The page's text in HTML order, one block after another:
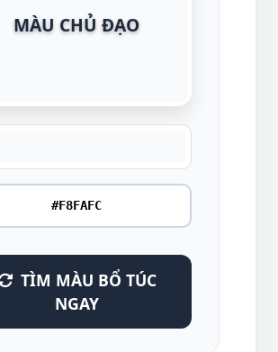
MÀU CHỦ ĐẠO
TÌM MÀU BỔ TÚC
NGAY